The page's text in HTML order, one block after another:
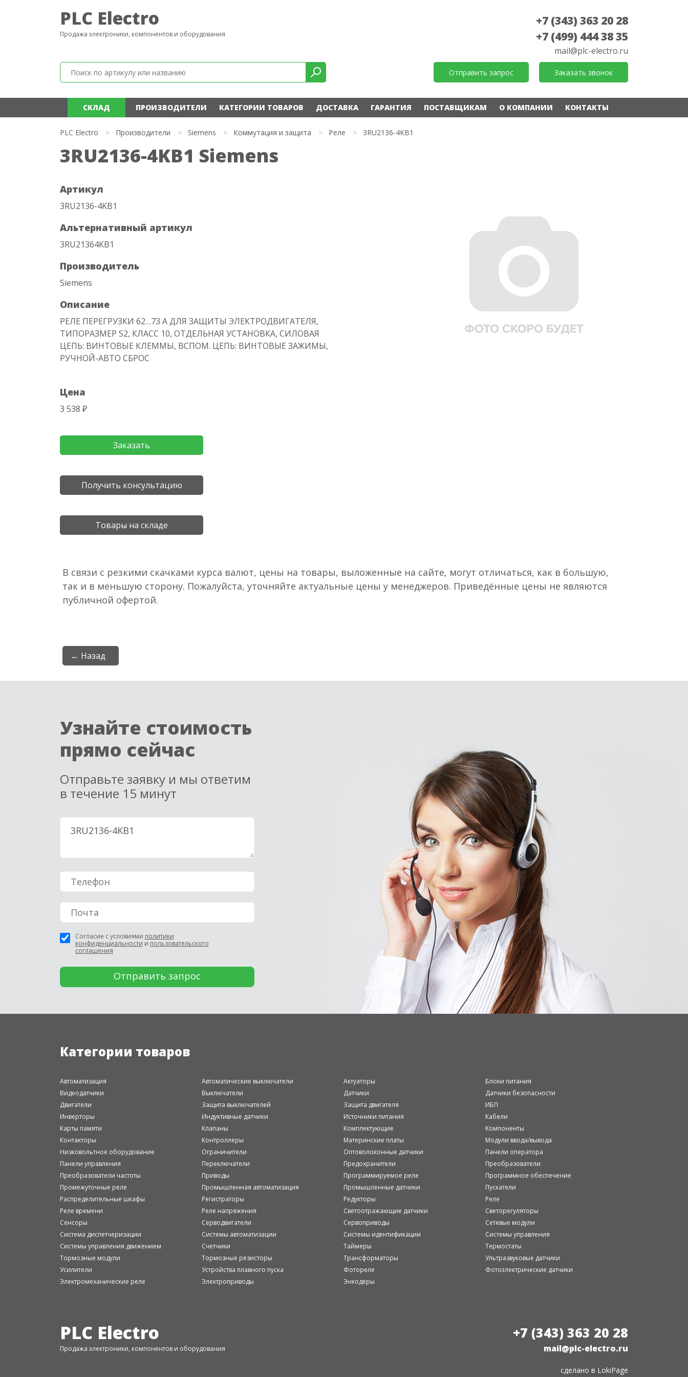
PLC Electro
Продажа электроники, компонентов и оборудования
+7 (343) 363 20 28
+7 (499) 444 38 35
mail@plc-electro.ru
Отправить запрос Заказать звонок
СКЛАД ПРОИЗВОДИТЕЛИ КАТЕГОРИИ ТОВАРОВ ДОСТАВКА ГАРАНТИЯ ПОСТАВЩИКАМ О КОМПАНИИ КОНТАКТЫ
PLC Electro > Производители > Siemens > Коммутация и защита > Реле > 3RU2136-4KB1
3RU2136-4KB1 Siemens
Артикул
3RU2136-4KB1
Альтернативный артикул
3RU21364KB1
Производитель
Siemens
Описание
РЕЛЕ ПЕРЕГРУЗКИ 62…73 A ДЛЯ ЗАЩИТЫ ЭЛЕКТРОДВИГАТЕЛЯ,
ТИПОРАЗМЕР S2, КЛАСС 10, ОТДЕЛЬНАЯ УСТАНОВКА, СИЛОВАЯ
ЦЕПЬ: ВИНТОВЫЕ КЛЕММЫ, ВСПОМ. ЦЕПЬ: ВИНТОВЫЕ ЗАЖИМЫ,
РУЧНОЙ-АВТО СБРОС
Цена
3 538 ₽
Заказать
Получить консультацию
Товары на складе
В связи с резкими скачками курса валют, цены на товары, выложенные на сайте, могут отличаться, как в большую,
так и в меньшую сторону. Пожалуйста, уточняйте актуальные цены у менеджеров. Приведённые цены не являются
публичной офертой.
← Назад
Узнайте стоимость
прямо сейчас
Отправьте заявку и мы ответим
в течение 15 минут
Согласие с условиями политики
конфиденциальности и пользовательского
соглашения
Категории товаров
Автоматизация Автоматические выключатели Актуаторы
Блоки питания
Видеодатчики
Выключатели Датчики
Датчики безопасности
Двигатели
Защита выключателей Защита двигателя
ИБП
Инверторы
Индуктивные датчики Источники питания
Кабели
Карты памяти
Клапаны Комплектующие
Компоненты
Контакторы
Контроллеры Материнские платы
Модули ввода/вывода
Низковольтное оборудование
Ограничители Оптоволоконные датчики
Панели оператора
Панели управления
Переключатели Предохранители
Преобразователи
Преобразователи частоты
Приводы Программируемое реле
Программное обеспечение
Промежуточные реле
Промышленная автоматизация Промышленные датчики
Пускатели
Распределительные шкафы
Регистраторы Редукторы
Реле
Реле времени
Реле напряжения Светоотражающие датчики
Светорегуляторы
Сенсоры
Серводвигатели Сервоприводы
Сетевые модули
Система диспетчеризации
Системы автоматизации Системы идентификации
Системы управления
Системы управления движением
Счетчики Таймеры
Термостаты
Тормозные модули
Тормозные резисторы Трансформаторы
Ультразвуковые датчики
Усилители
Устройства плавного пуска Фотореле
Фотоэлектрические датчики
Электромеханические реле
Электроприводы Энкодеры
PLC Electro
Продажа электроники, компонентов и оборудования
+7 (343) 363 20 28
mail@plc-electro.ru
сделано в LokiPage